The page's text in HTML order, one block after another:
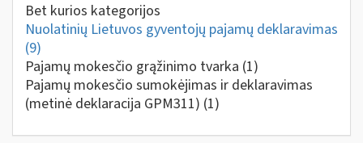
Bet kurios kategorijos
Nuolatinių Lietuvos gyventojų pajamų deklaravimas
(9)
Pajamų mokesčio grąžinimo tvarka (1)
Pajamų mokesčio sumokėjimas ir deklaravimas
(metinė deklaracija GPM311) (1)